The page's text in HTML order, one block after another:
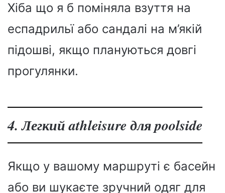
Хіба що я б поміняла взуття на
еспадрильї або сандалі на м’якій
підошві, якщо плануються довгі
прогулянки.
4. Легкий athleisure для poolside
Якщо у вашому маршруті є басейн
або ви шукаєте зручний одяг для